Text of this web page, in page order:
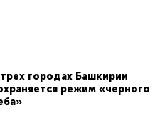
трех городах Башкирии
режим «черного